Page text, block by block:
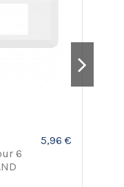
6
5,96 €